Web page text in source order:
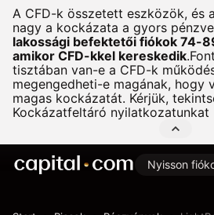
A CFD-k összetett eszközök, és
nagy a kockázata a gyors
lakossági befektetői fiókok 74-
amikor CFD-kkel kereskedik.
tisztában van-e a CFD-k
megengedheti-e magának, hogy
magas kockázatát. Kérjük,
Kockázatfeltáró nyilatkozatunkat
Nyisson